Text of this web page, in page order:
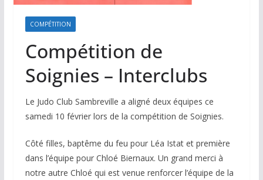
COMPÉTITION
Compétition de
Soignies – Interclubs
Le Judo Club Sambreville a aligné deux équipes ce
samedi 10 février lors de la compétition de Soignies.
Côté filles, baptême du feu pour Léa Istat et première
dans l’équipe pour Chloé Biernaux. Un grand merci à
notre autre Chloé qui est venue renforcer l’équipe de la